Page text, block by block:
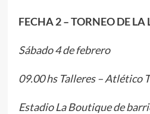
FECHA 2 – TORNEO DE LA
Sábado 4 de febrero
09.00 hs Talleres – Atlético
Estadio La Boutique de